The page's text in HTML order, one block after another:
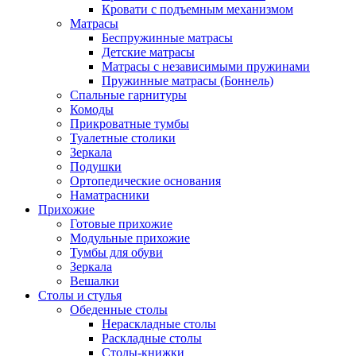
Кровати с подъемным механизмом
Матрасы
Беспружинные матрасы
Детские матрасы
Матрасы с независимыми пружинами
Пружинные матрасы (Боннель)
Спальные гарнитуры
Комоды
Прикроватные тумбы
Туалетные столики
Зеркала
Подушки
Ортопедические основания
Наматрасники
Прихожие
Готовые прихожие
Модульные прихожие
Тумбы для обуви
Зеркала
Вешалки
Столы и стулья
Обеденные столы
Нераскладные столы
Раскладные столы
Столы-книжки